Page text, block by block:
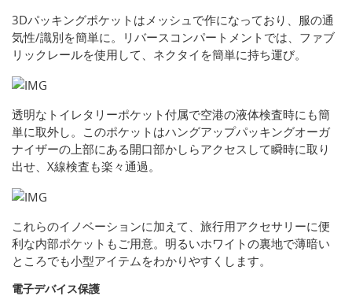
3Dパッキングポケットはメッシュで作になっており、服の通
気性/識別を簡単に。リバースコンパートメントでは、ファブ
リックレールを使用して、ネクタイを簡単に持ち運び。
透明なトイレタリーポケット付属で空港の液体検査時にも簡
単に取外し。このポケットはハングアップパッキングオーガ
ナイザーの上部にある開口部かしらアクセスして瞬時に取り
出せ、X線検査も楽々通過。
これらのイノベーションに加えて、旅行用アクセサリーに便
利な内部ポケットもご用意。明るいホワイトの裏地で薄暗い
ところでも小型アイテムをわかりやすくします。
電子デバイス保護